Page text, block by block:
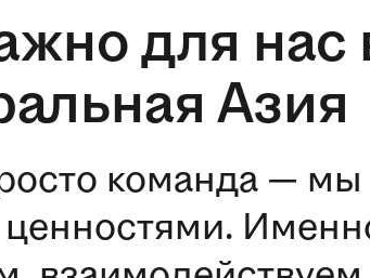
для
Азия
команда —